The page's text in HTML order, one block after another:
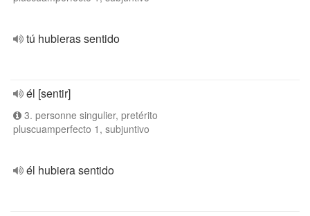
tú hubieras sentido
él [sentir]
3. personne singulier, pretérito
pluscuamperfecto 1, subjuntivo
él hubiera sentido